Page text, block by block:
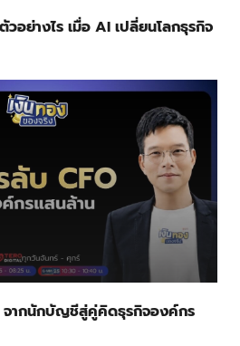
อย่างไร เมื่อ AI เปลี่ยนโลกธุรกิจ
จากนักบัญชีสู่คู่คิดธุรกิจองค์กร